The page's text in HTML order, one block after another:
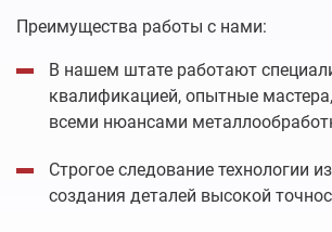
Преимущества работы с нами:
В нашем штате работают
квалификацией, опытные
всеми нюансами
Строгое следование технологии
создания деталей высокой